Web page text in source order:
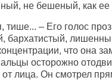
не бешеный, как ее
тише... – Его голос
бархатистый,
что она
осторожно
от лица. Он смотрел